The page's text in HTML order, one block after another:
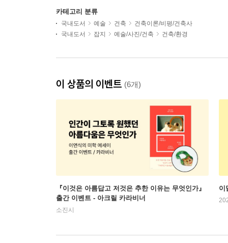
카테고리 분류
국내도서 예술 건축
건축이론/비평/건축사
국내도서
잡지 예술/사진/건축 건축/환경
이 상품의 이벤트 (6개)
『이것은 아름답고 저것은 추한 이유는 무엇인가』
출간 이벤트 - 아크릴 카라비너
소진시
이